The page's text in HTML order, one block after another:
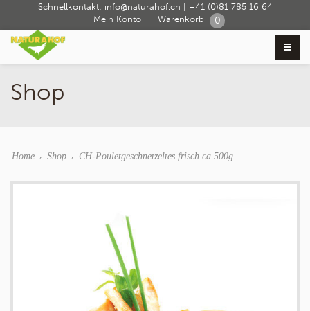
Schnellkontakt: info@naturahof.ch
+41 (0)81 785 16 64
Mein Konto
Warenkorb 0
Shop
Home › Shop › CH-Pouletgeschnetzeltes frisch ca.500g